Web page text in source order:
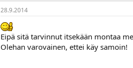
28.9.2014
Eipä sitä tarvinnut itsekään montaa
Olehan varovainen, ettei käy samoin!